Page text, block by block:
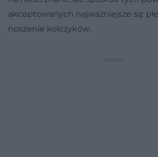
akceptowanych najważniejsze są:
noszenie kolczyków.